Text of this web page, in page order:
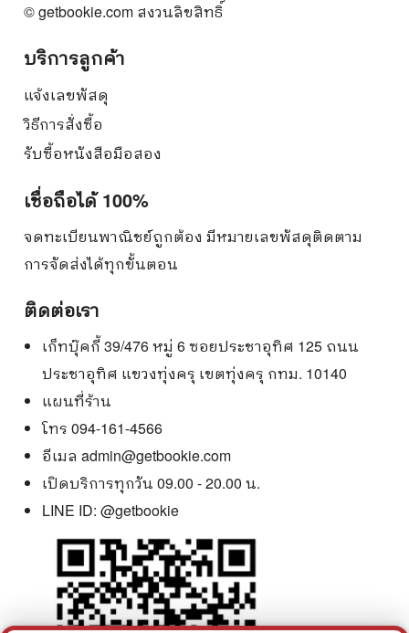
© getbookie.com สงวนลิขสิทธิ์
บริการลูกค้า
แจ้งเลขพัสดุ
วิธีการสั่งซื้อ
รับซื้อหนังสือมือสอง
เชื่อถือได้ 100%
จดทะเบียนพาณิชย์ถูกต้อง มีหมายเลขพัสดุติดตาม
การจัดส่งได้ทุกขั้นตอน
ติดต่อเรา
เก็ทบุ๊คกี้ 39/476 หมู่ 6 ซอยประชาอุทิศ 125 ถนน
ประชาอุทิศ แขวงทุ่งครุ เขตทุ่งครุ กทม. 10140
แผนที่ร้าน
โทร 094-161-4566
อีเมล admin@getbookie.com
เปิดบริการทุกวัน 09.00 - 20.00 น.
LINE ID: @getbookie